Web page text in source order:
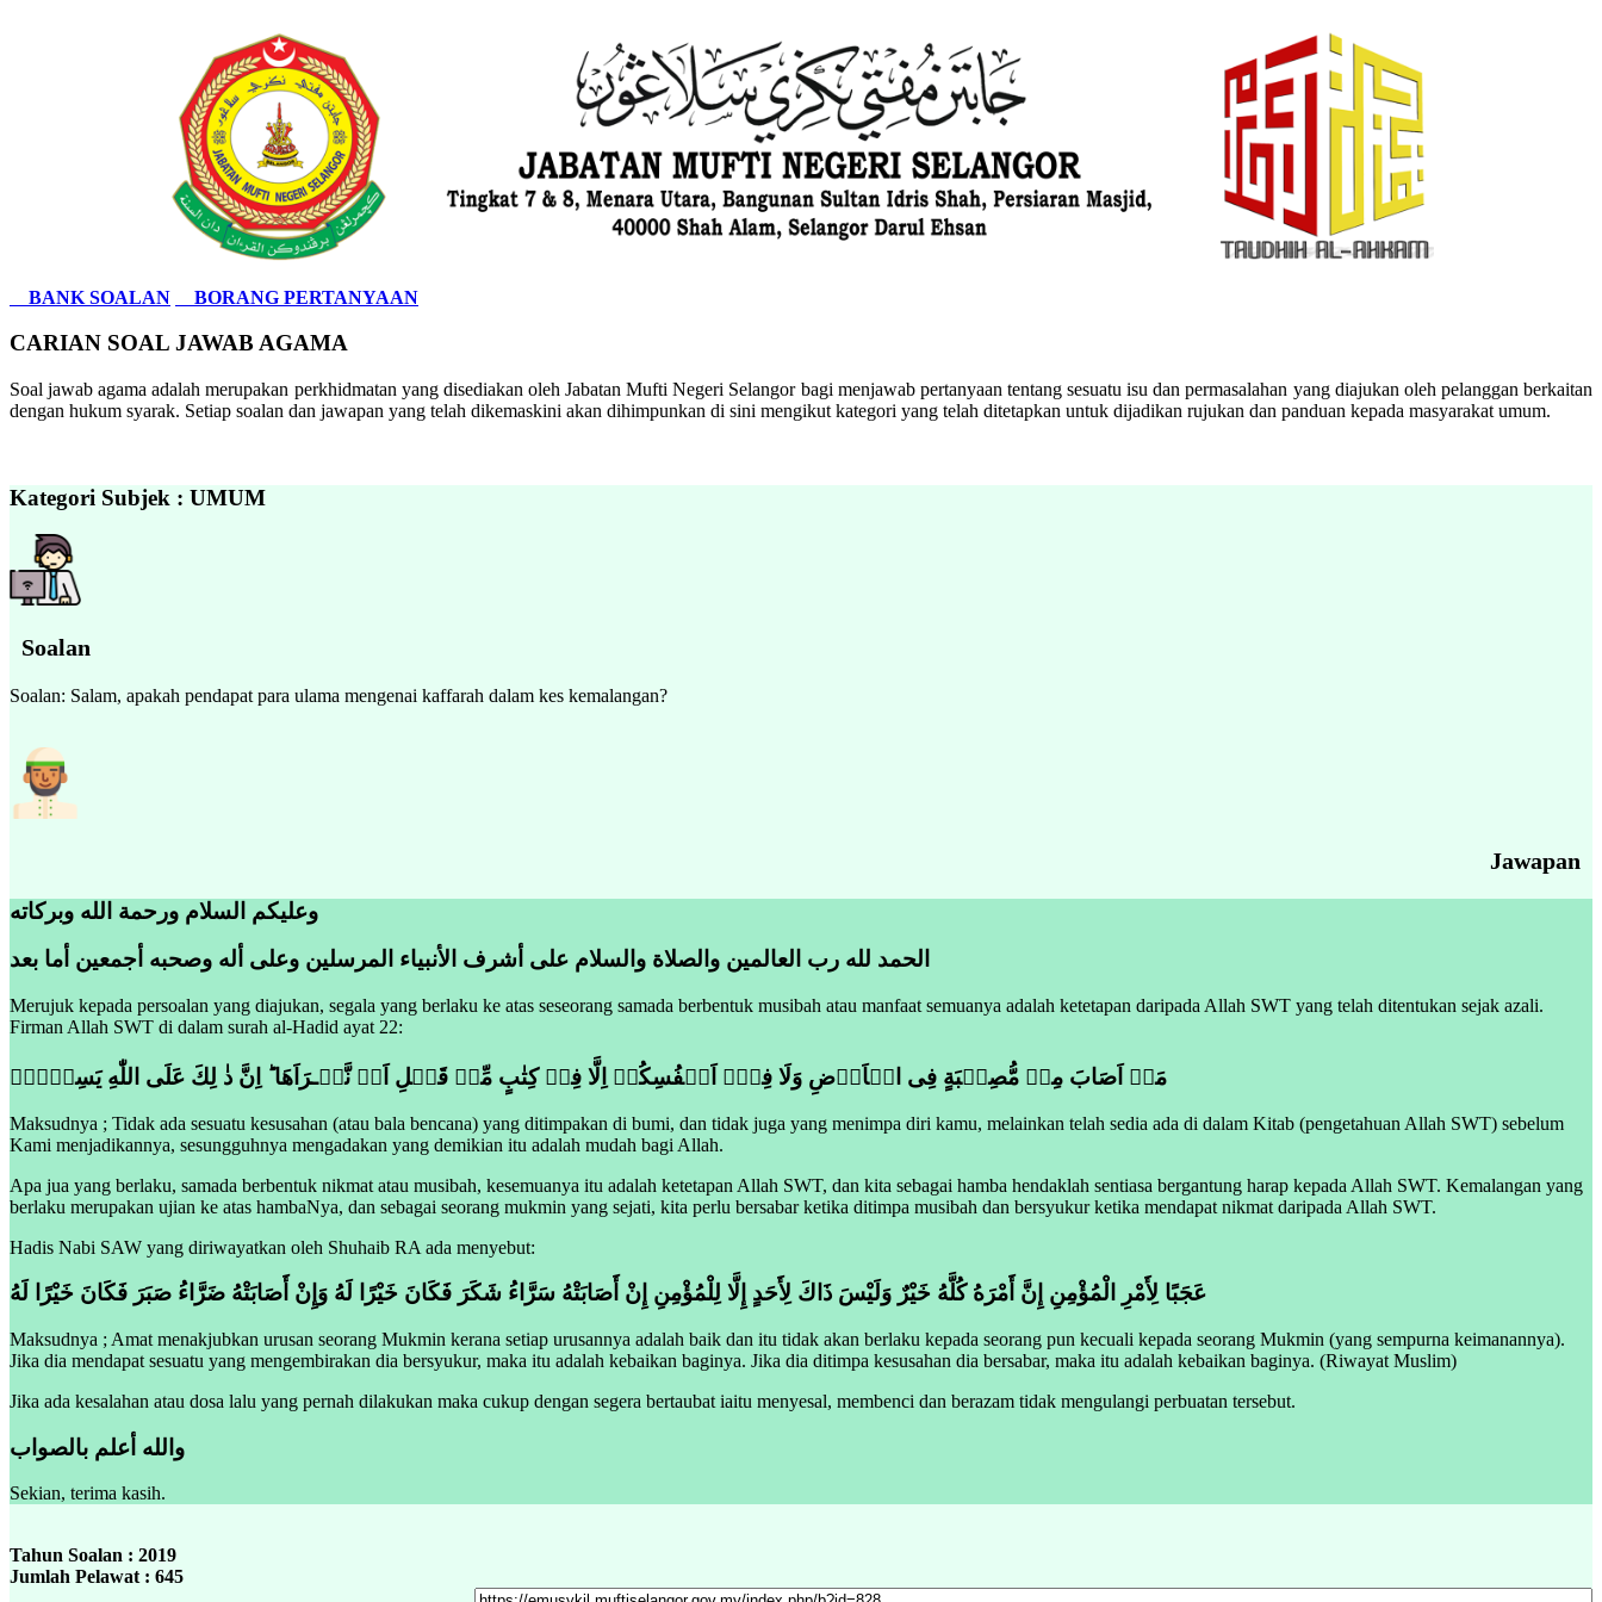
BANK SOALAN BORANG PERTANYAAN
CARIAN SOAL JAWAB AGAMA
Soal jawab agama adalah merupakan perkhidmatan yang disediakan oleh Jabatan Mufti Negeri Selangor bagi menjawab pertanyaan tentang sesuatu isu dan permasalahan yang diajukan oleh pelanggan berkaitan
dengan hukum syarak. Setiap soalan dan jawapan yang telah dikemaskini akan dihimpunkan di sini mengikut kategori yang telah ditetapkan untuk dijadikan rujukan dan panduan kepada masyarakat umum.
Kategori Subjek : UMUM
Soalan
Soalan: Salam, apakah pendapat para ulama mengenai kaffarah dalam kes kemalangan?
Jawapan
الحمد لله رب العالمين والصلاة والسلام على أشرف الأنبياء المرسلين وعلى أله وصحبه أجمعين أما بعد
Merujuk kepada persoalan yang diajukan, segala yang berlaku ke atas seseorang samada berbentuk musibah atau manfaat semuanya adalah ketetapan daripada Allah SWT yang telah ditentukan sejak azali.
Firman Allah SWT di dalam surah al-Hadid ayat 22:
مَاۤ اَصَابَ مِنۡ مُّصِيۡبَةٍ فِى الۡاَرۡضِ وَلَا فِىۡۤ اَنۡفُسِكُمۡ اِلَّا فِىۡ كِتٰبٍ مِّنۡ قَبۡلِ اَنۡ نَّبۡـرَاَهَا ؕ اِنَّ ذٰ لِكَ عَلَى اللّٰهِ يَسِيۡرٌۚ
Maksudnya ; Tidak ada sesuatu kesusahan (atau bala bencana) yang ditimpakan di bumi, dan tidak juga yang menimpa diri kamu, melainkan telah sedia ada di dalam Kitab (pengetahuan Allah SWT) sebelum
Kami menjadikannya, sesungguhnya mengadakan yang demikian itu adalah mudah bagi Allah.
Apa jua yang berlaku, samada berbentuk nikmat atau musibah, kesemuanya itu adalah ketetapan Allah SWT, dan kita sebagai hamba hendaklah sentiasa bergantung harap kepada Allah SWT. Kemalangan yang
berlaku merupakan ujian ke atas hambaNya, dan sebagai seorang mukmin yang sejati, kita perlu bersabar ketika ditimpa musibah dan bersyukur ketika mendapat nikmat daripada Allah SWT.
Hadis Nabi SAW yang diriwayatkan oleh Shuhaib RA ada menyebut:
عَجَبًا لِأَمْرِ الْمُؤْمِنِ إِنَّ أَمْرَهُ كُلَّهُ خَيْرٌ وَلَيْسَ ذَاكَ لِأَحَدٍ إِلَّا لِلْمُؤْمِنِ إِنْ أَصَابَتْهُ سَرَّاءُ شَكَرَ فَكَانَ خَيْرًا لَهُ وَإِنْ أَصَابَتْهُ ضَرَّاءُ صَبَرَ فَكَانَ خَيْرًا لَهُ
Maksudnya ; Amat menakjubkan urusan seorang Mukmin kerana setiap urusannya adalah baik dan itu tidak akan berlaku kepada seorang pun kecuali kepada seorang Mukmin (yang sempurna keimanannya).
Jika dia mendapat sesuatu yang mengembirakan dia bersyukur, maka itu adalah kebaikan baginya. Jika dia ditimpa kesusahan dia bersabar, maka itu adalah kebaikan baginya. (Riwayat Muslim)
Jika ada kesalahan atau dosa lalu yang pernah dilakukan maka cukup dengan segera bertaubat iaitu menyesal, membenci dan berazam tidak mengulangi perbuatan tersebut.
والله أعلم بالصواب
Sekian, terima kasih.
Tahun Soalan : 2019
Jumlah Pelawat : 645